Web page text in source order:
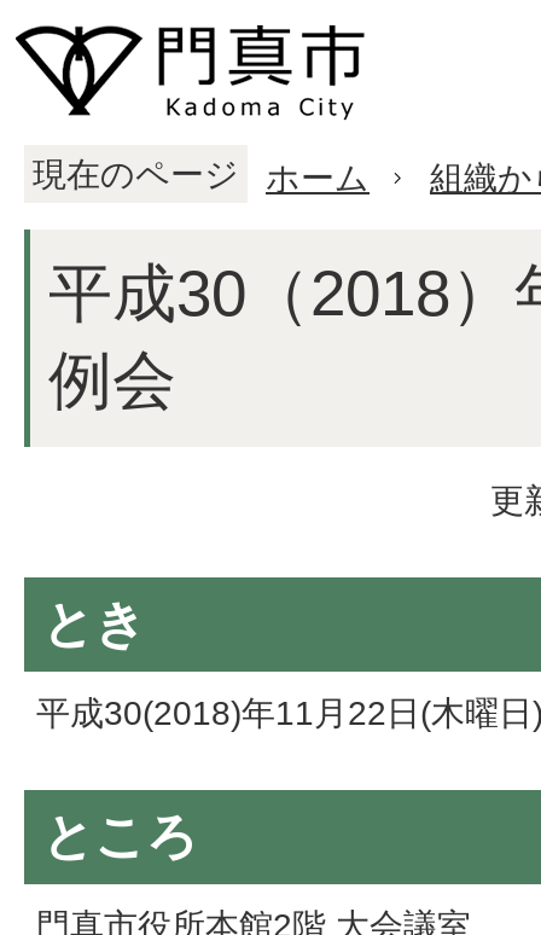
現在のページ ホーム 組織
平成30（2018）
例会
更
とき
平成30(2018)年11月22日(木曜
ところ
門真市役所本館2階 大会議室